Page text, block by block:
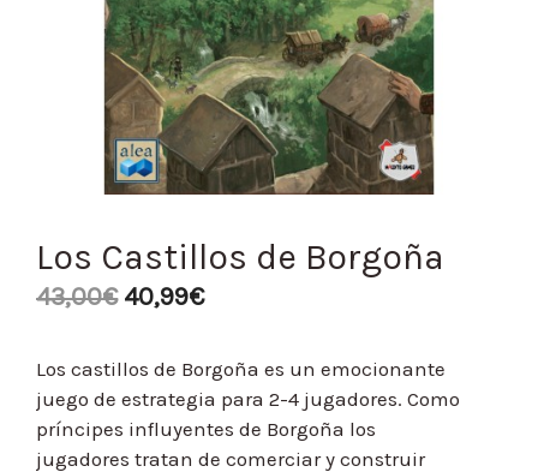
Los Castillos de Borgoña
43,00€ 40,99€
Los castillos de Borgoña es un emocionante
juego de estrategia para 2-4 jugadores. Como
príncipes influyentes de Borgoña los
jugadores tratan de comerciar y construir